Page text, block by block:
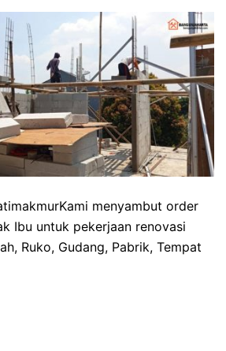
menyambut order
Ibu untuk pekerjaan renovasi
Ruko, Gudang, Pabrik, Tempat